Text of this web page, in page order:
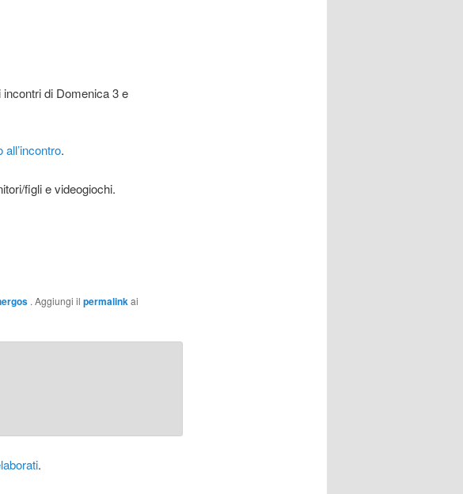
di Domenica 3 e
.
figli e videogiochi.
. Aggiungi il permalinkai
.